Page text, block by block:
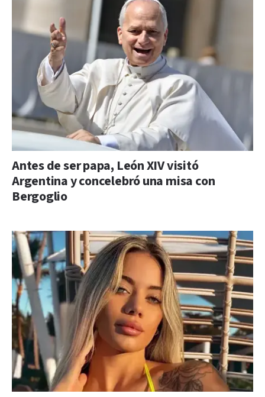
Antes de ser papa, León XIV visitó
Argentina y concelebró una misa con
Bergoglio